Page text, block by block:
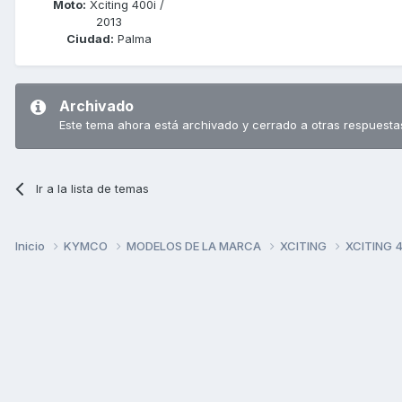
Moto: Xciting 400i /
2013
Ciudad: Palma
Archivado
Este tema ahora está archivado y cerrado a otras
Ir a la lista de temas
Inicio KYMCO MODELOS DE LA MARCA XCITING XCITING